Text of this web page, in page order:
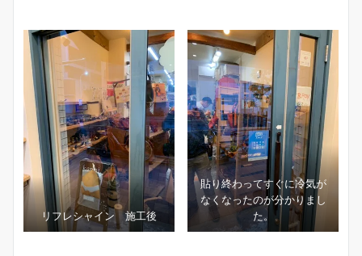
リフレシャイン 施工後
貼り終わってすぐに冷気が
なくなったのが分かりまし
た。